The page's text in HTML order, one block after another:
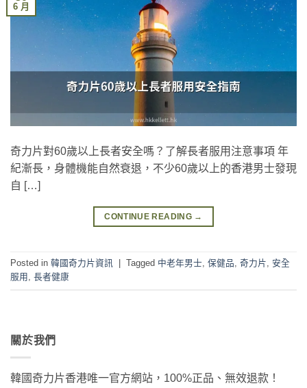
6 月
奇力片對60歲以上長者安全嗎？了解長者服用注意事項 年
紀漸長，身體機能自然衰退，不少60歲以上的香港男士發現
自 […]
CONTINUE READING →
Posted in 韓國奇力片資訊 Tagged 中老年男士, 保健品, 奇力片, 安全
服用 , 長者健康
關於我們
韓國奇力片香港唯一官方網站，100%正品、無效退款！